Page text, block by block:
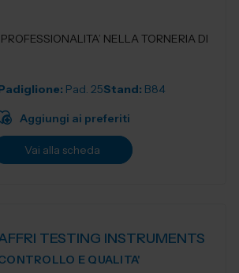
NELLA TORNERIA DI
Pad. 25Stand: B84
Aggiungi ai preferiti
Vai alla scheda
TESTING INSTRUMENTS
E QUALITA'